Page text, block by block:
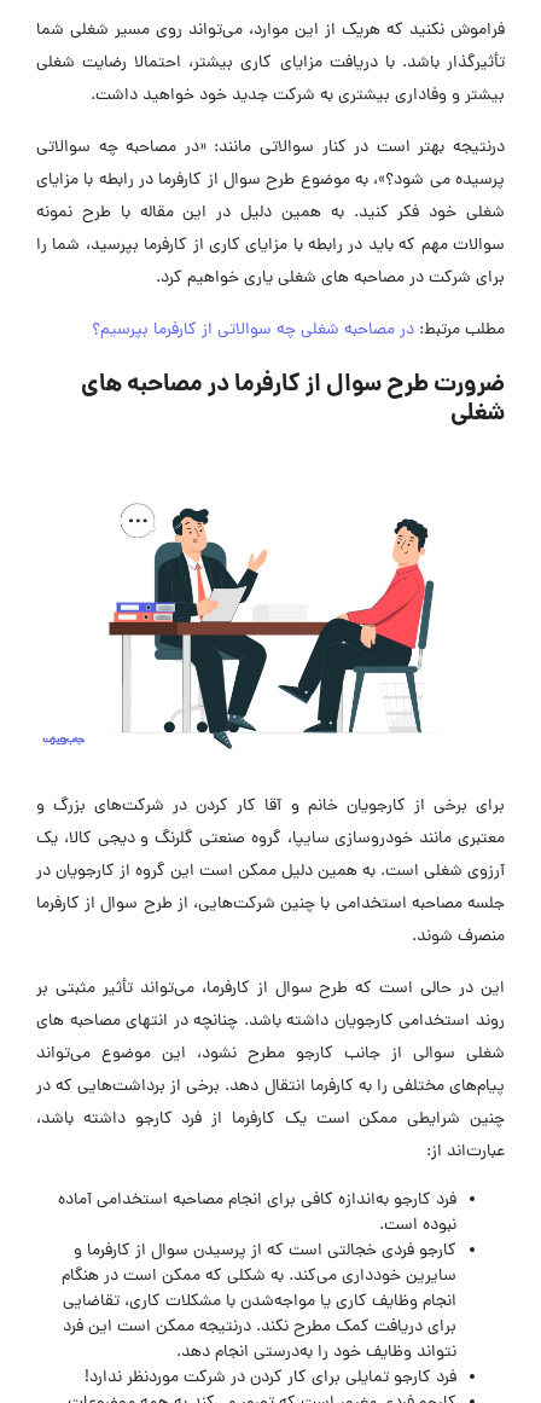
فراموش نکنید که هریک از این موارد، می‌تواند روی مسیر شغلی شما
تأثیرگذار باشد. با دریافت مزایای کاری بیشتر، احتمالا رضایت شغلی
بیشتر و وفاداری بیشتری به شرکت جدید خود خواهید داشت.
درنتیجه بهتر است در کنار سوالاتی مانند: «در مصاحبه چه سوالاتی
پرسیده می شود؟»، به موضوع طرح سوال از کارفرما در رابطه با مزایای
شغلی خود فکر کنید. به همین دلیل در این مقاله با طرح نمونه
سوالات مهم که باید در رابطه با مزایای کاری از کارفرما بپرسید، شما را
برای شرکت در مصاحبه های شغلی یاری خواهیم کرد.
مطلب مرتبط: در مصاحبه شغلی چه سوالاتی از کارفرما بپرسیم؟
ضرورت طرح سوال از کارفرما در مصاحبه های
شغلی
برای برخی از کارجویان خانم و آقا کار کردن در شرکت‌های بزرگ و
معتبری مانند خودروسازی سایپا، گروه صنعتی گلرنگ و دیجی کالا، یک
آرزوی شغلی است. به همین دلیل ممکن است این گروه از کارجویان در
جلسه مصاحبه استخدامی با چنین شرکت‌هایی، از طرح سوال از کارفرما
منصرف شوند.
این در حالی است که طرح سوال از کارفرما، می‌تواند تأثیر مثبتی بر
روند استخدامی کارجویان داشته باشد. چنانچه در انتهای مصاحبه های
شغلی سوالی از جانب کارجو مطرح نشود، این موضوع می‌تواند
پیام‌های مختلفی را به کارفرما انتقال دهد. برخی از برداشت‌هایی که در
چنین شرایطی ممکن است یک کارفرما از فرد کارجو داشته باشد،
عبارت‌اند از:
فرد کارجو به‌اندازه کافی برای انجام مصاحبه استخدامی آماده
نبوده است.
کارجو فردی خجالتی است که از پرسیدن سوال از کارفرما و
سایرین خودداری می‌کند. به شکلی که ممکن است در هنگام
انجام وظایف کاری یا مواجه‌شدن با مشکلات کاری، تقاضایی
برای دریافت کمک مطرح نکند. درنتیجه ممکن است این فرد
نتواند وظایف خود را به‌درستی انجام دهد.
فرد کارجو تمایلی برای کار کردن در شرکت موردنظر ندارد!